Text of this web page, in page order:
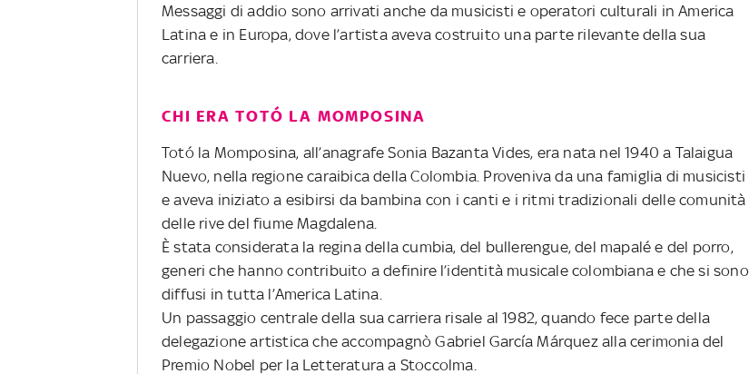
Messaggi di addio sono arrivati anche da musicisti e operatori culturali in America
Latina e in Europa, dove l’artista aveva costruito una parte rilevante della sua
carriera.
CHI ERA TOTÓ LA MOMPOSINA
Totó la Momposina, all’anagrafe Sonia Bazanta Vides, era nata nel 1940 a Talaigua
Nuevo, nella regione caraibica della Colombia. Proveniva da una famiglia di musicisti
e aveva iniziato a esibirsi da bambina con i canti e i ritmi tradizionali delle comunità
delle rive del fiume Magdalena.
È stata considerata la regina della cumbia, del bullerengue, del mapalé e del porro,
generi che hanno contribuito a definire l’identità musicale colombiana e che si sono
diffusi in tutta l’America Latina.
Un passaggio centrale della sua carriera risale al 1982, quando fece parte della
delegazione artistica che accompagnò Gabriel García Márquez alla cerimonia del
Premio Nobel per la Letteratura a Stoccolma.